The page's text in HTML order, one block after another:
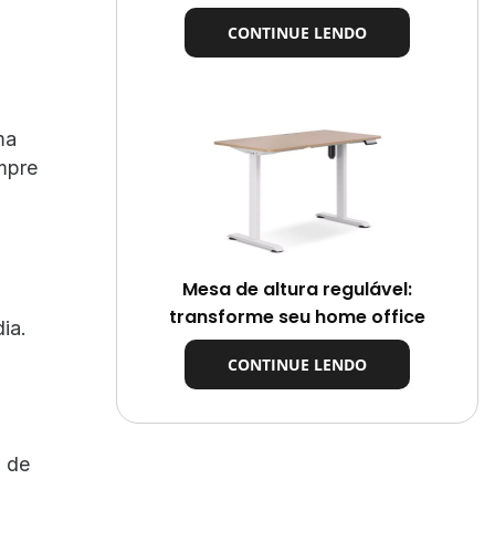
de
CONTINUE LENDO
Mesa de altura regulável:
transforme seu home office
CONTINUE LENDO